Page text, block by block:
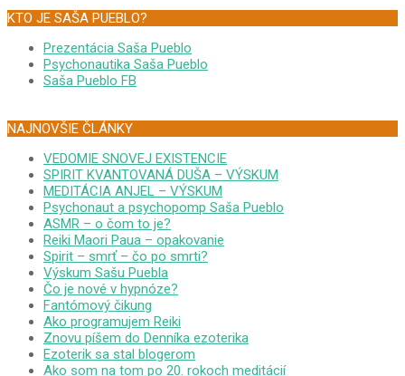
KTO JE SAŠA PUEBLO?
Prezentácia Saša Pueblo
Psychonautika Saša Pueblo
Saša Pueblo FB
NAJNOVŠIE ČLÁNKY
VEDOMIE SNOVEJ EXISTENCIE
SPIRIT KVANTOVANÁ DUŠA – VÝSKUM
MEDITÁCIA ANJEL – VÝSKUM
Psychonaut a psychopomp Saša Pueblo
ASMR – o čom to je?
Reiki Maori Paua – opakovanie
Spirit – smrť – čo po smrti?
Výskum Sašu Puebla
Čo je nové v hypnóze?
Fantómový čikung
Ako programujem Reiki
Znovu píšem do Denníka ezoterika
Ezoterik sa stal blogerom
Ako som na tom po 20. rokoch meditácií